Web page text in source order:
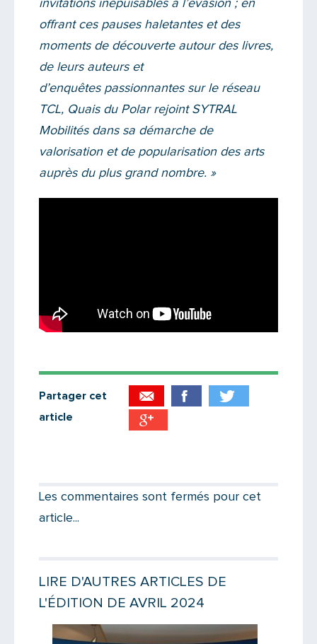
invitations inépuisables à l’évasion ; en
offrant ces pauses haletantes et des
moments de découverte autour des livres,
de leurs auteurs et
d’enquêtes passionnantes sur le réseau
TCL, Quais du Polar rejoint SYTRAL
Mobilités dans sa démarche de
valorisation et de popularisation des arts
auprès du plus grand nombre. »
Partager cet
article
Message
Les commentaires sont fermés pour cet
article...
LIRE D'AUTRES ARTICLES DE
L'ÉDITION DE AVRIL 2024
Lire la suite